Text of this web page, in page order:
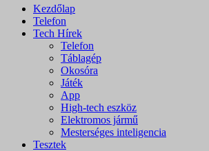
Kezdőlap
Telefon
Tech Hírek
Telefon
Táblagép
Okosóra
Játék
App
High-tech eszköz
Elektromos jármű
Mesterséges inteligencia
Tesztek